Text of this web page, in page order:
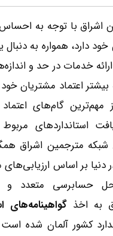
اشراق با توجه به
دارد، همواره به دنبال
خدمات در حد و
اعتماد مشتریان
گام‌های
استانداردهای
مترجمین اشراق
دنیا بر اساس
حسابرسی متعدد و
به اخذ گواهینامه‌های
کشور آلمان شده است